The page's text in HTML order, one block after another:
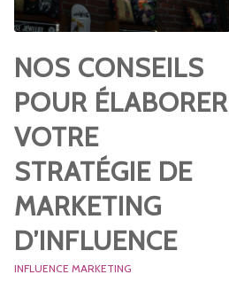
NOS CONSEILS
POUR ÉLABORER
VOTRE
STRATÉGIE DE
MARKETING
D’INFLUENCE
INFLUENCE MARKETING